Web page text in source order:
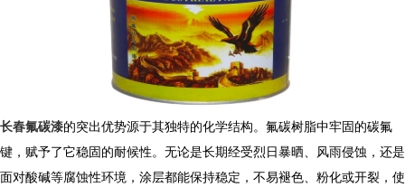
长春氟碳漆的突出优势源于其独特的化学结构。氟碳树脂中牢固的碳氟
键，赋予了它稳固的耐候性。无论是长期经受烈日暴晒、风雨侵蚀，还是
面对酸碱等腐蚀性环境，涂层都能保持稳定，不易褪色、粉化或开裂，使